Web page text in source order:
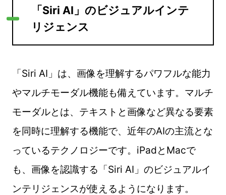
「Siri AI」のビジュアルインテ
リジェンス
「Siri AI」は、画像を理解するパワフルな能力
やマルチモーダル機能も備えています。マルチ
モーダルとは、テキストと画像など異なる要素
を同時に理解する機能で、近年のAIの主流とな
っているテクノロジーです。iPadとMacで
も、画像を認識する「Siri AI」のビジュアルイ
ンテリジェンスが使えるようになります。